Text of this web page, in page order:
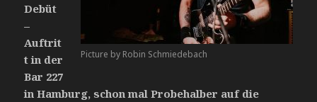
Picture by Robin Schmiedebach
Debüt
–
Auftrit
t in der
Bar 227
in Hamburg, schon mal Probehalber auf die